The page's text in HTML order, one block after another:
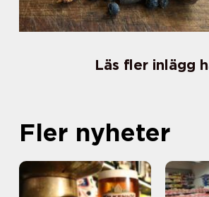
Läs fler inlägg
Fler nyheter